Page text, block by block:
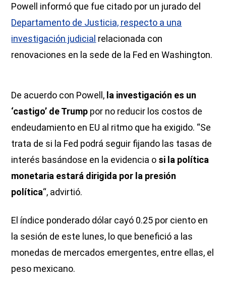
Powell informó que fue citado por un jurado del
Departamento de Justicia, respecto a una
investigación judicial relacionada con
renovaciones en la sede de la Fed en Washington.
De acuerdo con Powell, la investigación es un
‘castigo’ de Trump por no reducir los costos de
endeudamiento en EU al ritmo que ha exigido. “Se
trata de si la Fed podrá seguir fijando las tasas de
interés basándose en la evidencia o si la política
monetaria estará dirigida por la presión
política“, advirtió.
El índice ponderado dólar cayó 0.25 por ciento en
la sesión de este lunes, lo que benefició a las
monedas de mercados emergentes, entre ellas, el
peso mexicano.